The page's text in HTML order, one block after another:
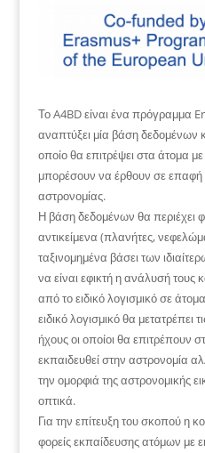
Το A4BD είναι ένα πρόγραμμα
αναπτύξει μία βάση δεδομένων
οποίο θα επιτρέψει στα άτομα
μπορέσουν να έρθουν σε επαφή
αστρονομίας.
Η βάση δεδομένων θα περιέχει
αντικείμενα (πλανήτες,
ταξινομημένα βάσει των
να είναι εφικτή η ανάλυσή
από το ειδικό λογισμικό σε
ειδικό λογισμικό θα μετατρέπει
ήχους οι οποίοι θα επιτρέπουν
εκπαιδευθεί στην αστρονομία
την ομορφιά της αστρονομικής
οπτικά.
Για την επίτευξη του σκοπού η
φορείς εκπαίδευσης ατόμων με